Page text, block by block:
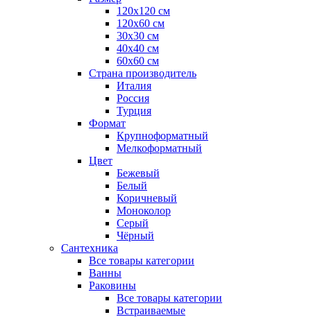
120x120 см
120x60 см
30x30 см
40x40 см
60x60 см
Страна производитель
Италия
Россия
Турция
Формат
Крупноформатный
Мелкоформатный
Цвет
Бежевый
Белый
Коричневый
Моноколор
Серый
Чёрный
Сантехника
Все товары категории
Ванны
Раковины
Все товары категории
Встраиваемые